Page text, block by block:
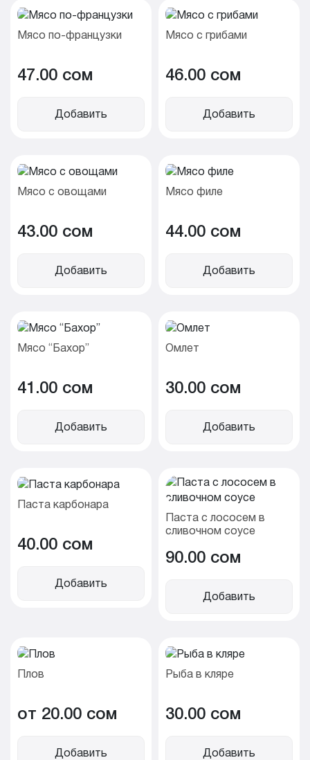
Мясо по-французки
47.00 cом
Добавить
Мясо с грибами
46.00 cом
Добавить
Мясо с овощами
43.00 cом
Добавить
Мясо филе
44.00 cом
Добавить
Мясо “Бахор”
41.00 cом
Добавить
Омлет
30.00 cом
Добавить
Паста карбонара
40.00 cом
Добавить
Паста с лососем в
сливочном соусе
90.00 cом
Добавить
Плов
от 20.00 cом
Добавить
Рыба в кляре
30.00 cом
Добавить